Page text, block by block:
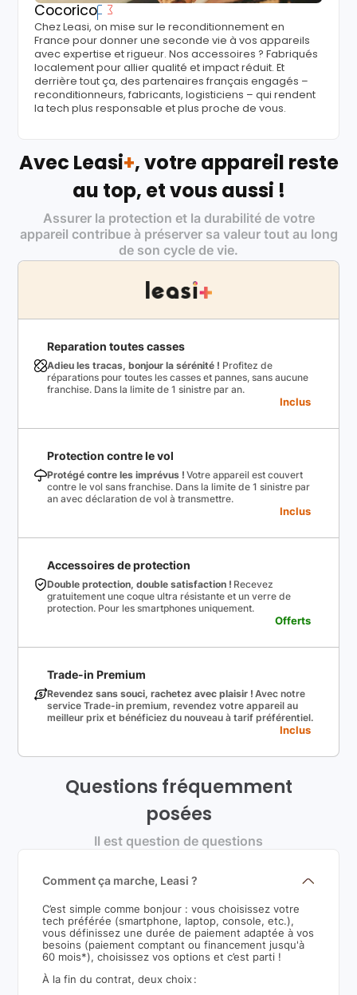
Cocorico
Chez Leasi, on mise sur le reconditionnement en
France pour donner une seconde vie à vos appareils
avec expertise et rigueur. Nos accessoires ? Fabriqués
localement pour allier qualité et impact réduit. Et
derrière tout ça, des partenaires français engagés –
reconditionneurs, fabricants, logisticiens – qui rendent
la tech plus responsable et plus proche de vous.
Avec Leasi+, votre appareil reste
au top, et vous aussi !
Assurer la protection et la durabilité de votre
appareil contribue à préserver sa valeur tout au long
de son cycle de vie.
Reparation toutes casses
Adieu les tracas, bonjour la sérénité ! Profitez de
réparations pour toutes les casses et pannes, sans aucune
franchise. Dans la limite de 1 sinistre par an.
Inclus
Protection contre le vol
Protégé contre les imprévus ! Votre appareil est couvert
contre le vol sans franchise. Dans la limite de 1 sinistre par
an avec déclaration de vol à transmettre.
Inclus
Accessoires de protection
Double protection, double satisfaction ! Recevez
gratuitement une coque ultra résistante et un verre de
protection. Pour les smartphones uniquement.
Offerts
Trade-in Premium
Revendez sans souci, rachetez avec plaisir ! Avec notre
service Trade-in premium, revendez votre appareil au
meilleur prix et bénéficiez du nouveau à tarif préférentiel.
Inclus
Questions fréquemment
posées
Il est question de questions
Comment ça marche, Leasi ?
C’est simple comme bonjour : vous choisissez votre
tech préférée (smartphone, laptop, console, etc.),
vous définissez une durée de paiement adaptée à vos
besoins (paiement comptant ou financement jusqu'à
60 mois*), choisissez vos options et c’est parti !
À la fin du contrat, deux choix :